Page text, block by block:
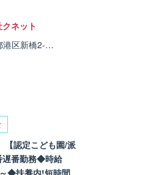
ネット
港区新橋2-…
【認定こども園/派
遅番勤務◆時給
◆扶養内!短時間